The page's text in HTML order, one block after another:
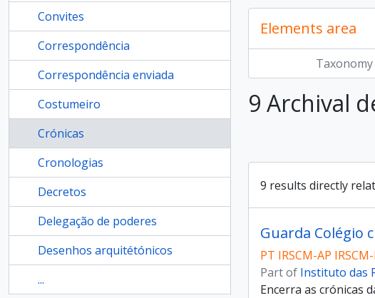
Convites
Correspondência
Correspondência enviada
Costumeiro
Crónicas
Cronologias
Decretos
Delegação de poderes
Desenhos arquitétónicos
...
Elements area
Taxonomy
9 Archival
9 results directly
Guarda Colégio
PT IRSCM-AP
Part of Instituto das
Encerra as crónicas